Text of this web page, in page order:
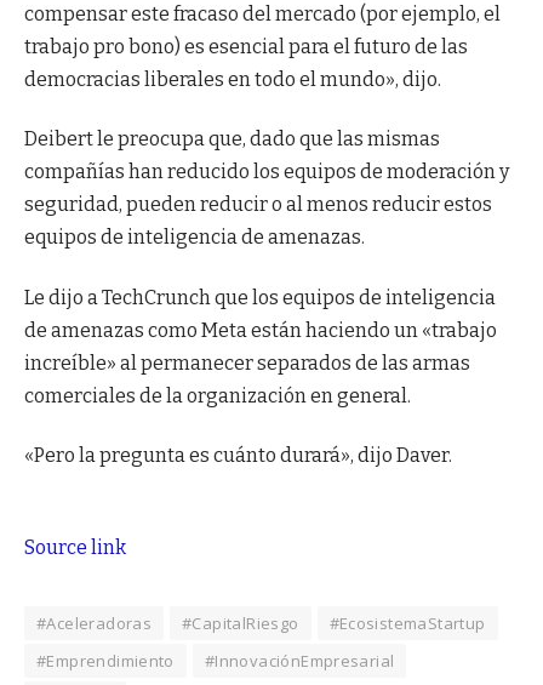
compensar este fracaso del mercado (por ejemplo, el
trabajo pro bono) es esencial para el futuro de las
democracias liberales en todo el mundo», dijo.
Deibert le preocupa que, dado que las mismas
compañías han reducido los equipos de moderación y
seguridad, pueden reducir o al menos reducir estos
equipos de inteligencia de amenazas.
Le dijo a TechCrunch que los equipos de inteligencia
de amenazas como Meta están haciendo un «trabajo
increíble» al permanecer separados de las armas
comerciales de la organización en general.
«Pero la pregunta es cuánto durará», dijo Daver.
Source link
#Aceleradoras #CapitalRiesgo
#EcosistemaStartup
#Emprendimiento
#InnovaciónEmpresarial